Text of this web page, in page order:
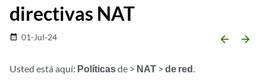
directivas NAT
date_range 01-Jul-24 arrow_backward arrow_forward
Usted está aquí: Políticasde > NAT > de red.